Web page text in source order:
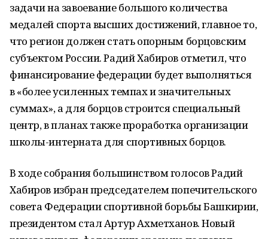
задачи на завоевание большого количества
медалей спорта высших достижений, главное то,
что регион должен стать опорным борцовским
субъектом России. Радий Хабиров отметил, что
финансирование федерации будет выполняться
в «более усиленных темпах и значительных
суммах», а для борцов строится специальный
центр, в планах также проработка организации
школы-интерната для спортивных борцов.
В ходе собрания большинством голосов Радий
Хабиров избран председателем попечительского
совета Федерации спортивной борьбы Башкирии,
президентом стал Артур Ахметханов. Новый